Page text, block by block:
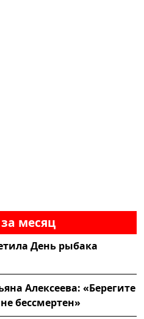
месяц
День рыбака
Алексеева: «Берегите
бессмертен»